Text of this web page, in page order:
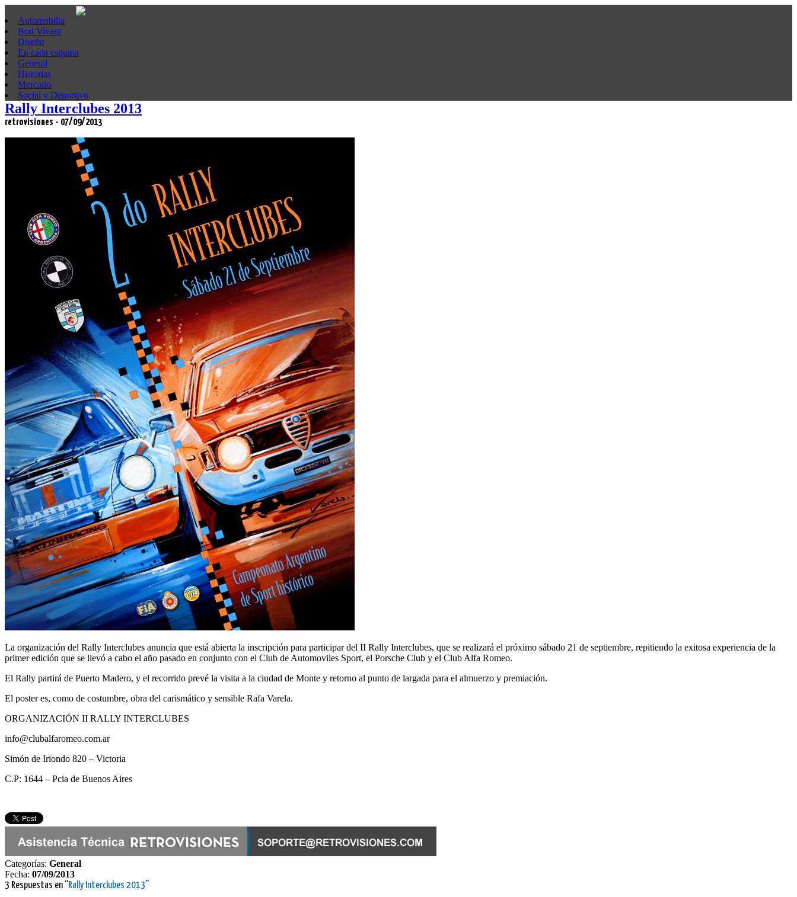
Automobilia
Bon Vivant
Diseño
En cada esquina
General
Historias
Mercado
Social y Deportivo
Rally Interclubes 2013
retrovisiones - 07/09/2013
La organización del Rally Interclubes anuncia que está abierta la inscripción para participar del II Rally Interclubes, que se realizará el próximo sábado 21 de septiembre, repitiendo la exitosa experiencia de la
primer edición que se llevó a cabo el año pasado en conjunto con el Club de Automoviles Sport, el Porsche Club y el Club Alfa Romeo.
El Rally partirá de Puerto Madero, y el recorrido prevé la visita a la ciudad de Monte y retorno al punto de largada para el almuerzo y premiación.
El poster es, como de costumbre, obra del carismático y sensible Rafa Varela.
ORGANIZACIÓN II RALLY INTERCLUBES
info@clubalfaromeo.com.ar
Simón de Iriondo 820 – Victoria
C.P: 1644 – Pcia de Buenos Aires
Categorías: General
Fecha: 07/09/2013
3 Respuestas en “Rally Interclubes 2013”